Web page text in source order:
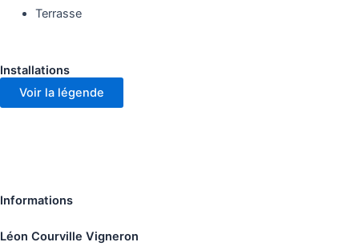
Terrasse
Installations
Voir la légende
Informations
Léon Courville Vigneron